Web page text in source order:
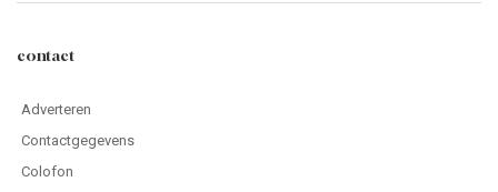
contact
Adverteren
Contactgegevens
Colofon